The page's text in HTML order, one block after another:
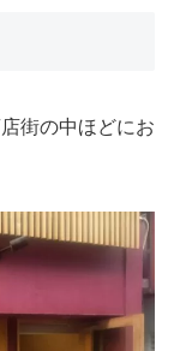
街の中ほどにお